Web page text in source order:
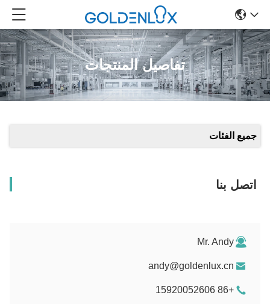
تفاصيل المنتجات
جميع الفئات
اتصل بنا
Mr. Andy
andy@goldenlux.cn
+86 15920052606